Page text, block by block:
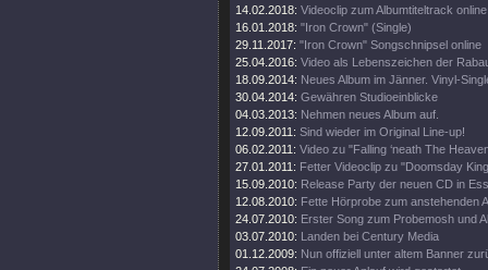
14.02.2018: Videoclip zum Albumtiteltrack online
16.01.2018: "Iron Crown" (Single)
29.11.2017: "Iron Crown" Songschnipsel online
25.04.2016: Video als Lebenszeichen der
18.09.2014: Neues Album im Jänner. Vinyl-
30.04.2014: Gewähren Studioeinblicke
04.03.2013: Nehmen neues Album auf.
12.09.2011: Sind wieder im Original Line-up!
06.02.2011: Video zu "Falling ‘neath The
27.01.2011: Fetter Videoclip zu "Doomsday
15.09.2010: Release Party der neuen CD in
12.08.2010: Fette Hörprobe zum anstehenden
24.07.2010: Erster Song zum Probemosh und
03.07.2010: Landen bei Century Media
01.12.2009: Nun offiziell unter altem Banner